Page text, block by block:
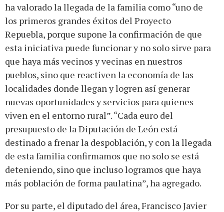
ha valorado la llegada de la familia como “uno de
los primeros grandes éxitos del Proyecto
Repuebla, porque supone la confirmación de que
esta iniciativa puede funcionar y no solo sirve para
que haya más vecinos y vecinas en nuestros
pueblos, sino que reactiven la economía de las
localidades donde llegan y logren así generar
nuevas oportunidades y servicios para quienes
viven en el entorno rural”. “Cada euro del
presupuesto de la Diputación de León está
destinado a frenar la despoblación, y con la llegada
de esta familia confirmamos que no solo se está
deteniendo, sino que incluso logramos que haya
más población de forma paulatina”, ha agregado.
Por su parte, el diputado del área, Francisco Javier